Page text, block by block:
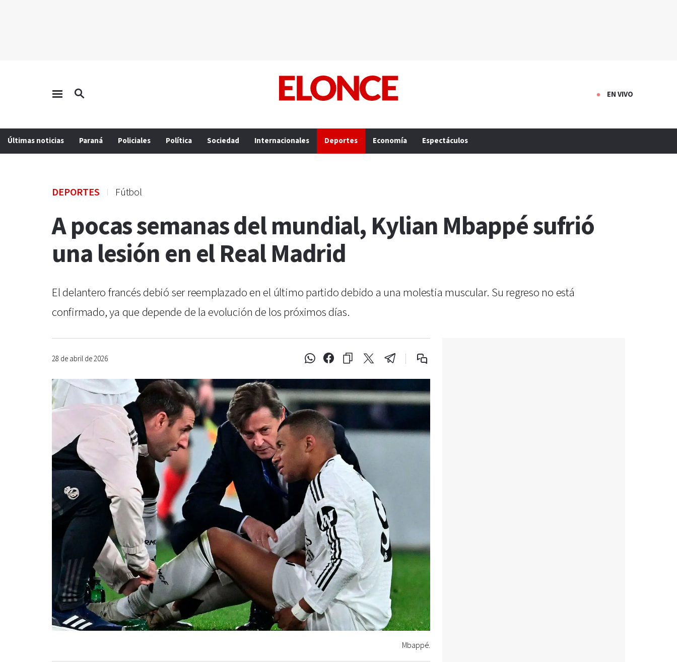
EN VIVO
Últimas noticias Paraná Policiales Política Sociedad Internacionales Deportes Economía Espectáculos
DEPORTES Fútbol
A pocas semanas del mundial, Kylian Mbappé sufrió
una lesión en el Real Madrid
El delantero francés debió ser reemplazado en el último partido debido a una molestia muscular. Su regreso no está
confirmado, ya que depende de la evolución de los próximos días.
28 de abril de 2026
Mbappé.